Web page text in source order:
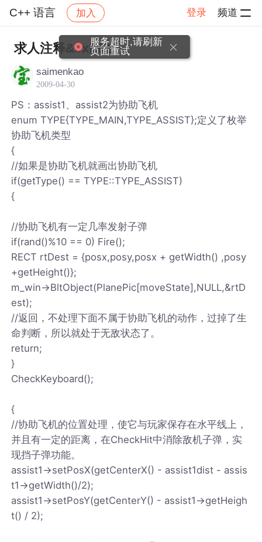
C++ 语言 加入 登录 频道
社区 C++ 语言 帖子详情
求人注释&#xff01;~
saimenkao
2009-04-30
PS：assist1、assist2为协助飞机
enum TYPE{TYPE_MAIN,TYPE_ASSIST};定义了枚举
协助飞机类型
{
//如果是协助飞机就画出协助飞机
if(getType() == TYPE::TYPE_ASSIST)
{
//协助飞机有一定几率发射子弹
if(rand()%10 == 0) Fire();
RECT rtDest = {posx,posy,posx + getWidth() ,posy
+getHeight()};
m_win->BltObject(PlanePic[moveState],NULL,&rtD
est);
//返回，不处理下面不属于协助飞机的动作，过掉了生
命判断，所以就处于无敌状态了。
return;
}
CheckKeyboard();
{
//协助飞机的位置处理，使它与玩家保存在水平线上，
并且有一定的距离，在CheckHit中消除敌机子弹，实
现挡子弹功能。
assist1->setPosX(getCenterX() - assist1dist - assis
t1->getWidth()/2);
assist1->setPosY(getCenterY() - assist1->getHeigh
t() / 2);
服务超时,请刷新
页面重试